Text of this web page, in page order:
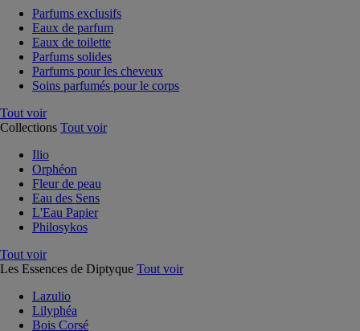
Parfums exclusifs
Eaux de parfum
Eaux de toilette
Parfums solides
Parfums pour les cheveux
Soins parfumés pour le corps
Tout voir
Collections Tout voir
Ilio
Orphéon
Fleur de peau
Eau des Sens
L'Eau Papier
Philosykos
Tout voir
Les Essences de Diptyque Tout voir
Lazulio
Lilyphéa
Bois Corsé